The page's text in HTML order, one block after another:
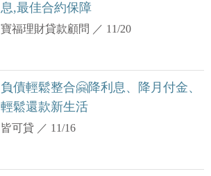
息,最佳合約保障
寶福理財貸款顧問 ／ 11/20
負債輕鬆整合🤗降利息、降月付金、
輕鬆還款新生活
皆可貸 ／ 11/16